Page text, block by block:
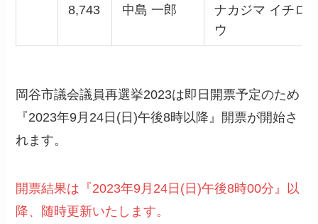
8,743 中島 一郎
ナカジマ イチロ
ウ
岡谷市議会議員再選挙2023は即日開票予定のため
『2023年9月24日(日)午後8時以降』開票が開始さ
れます。
開票結果は『2023年9月24日(日)午後8時00分』以
降、随時更新いたします。